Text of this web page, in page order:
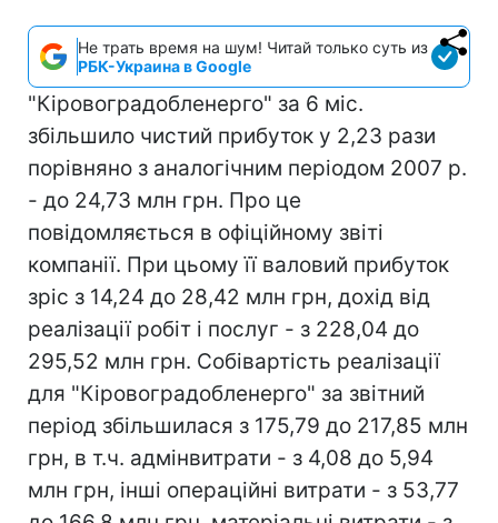
Не трать время на шум! Читай только суть из
РБК-Украина в Google
"Кіровоградобленерго" за 6 міс.
збільшило чистий прибуток у 2,23 рази
порівняно з аналогічним періодом 2007 р.
- до 24,73 млн грн. Про це
повідомляється в офіційному звіті
компанії. При цьому її валовий прибуток
зріс з 14,24 до 28,42 млн грн, дохід від
реалізації робіт і послуг - з 228,04 до
295,52 млн грн. Собівартість реалізації
для "Кіровоградобленерго" за звітний
період збільшилася з 175,79 до 217,85 млн
грн, в т.ч. адмінвитрати - з 4,08 до 5,94
млн грн, інші операційні витрати - з 53,77